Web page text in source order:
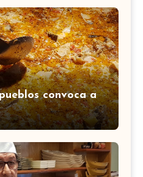
convoca a